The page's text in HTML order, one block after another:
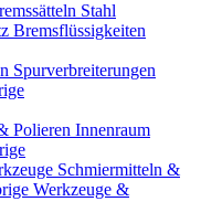
Stahl
Bremsflüssigkeiten
Spurverbreiterungen
Polieren Innenraum
Schmiermitteln &
Werkzeuge &